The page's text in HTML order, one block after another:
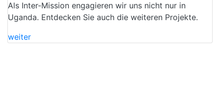
Als Inter-Mission engagieren wir uns nicht nur in
Uganda. Entdecken Sie auch die weiteren Projekte.
weiter